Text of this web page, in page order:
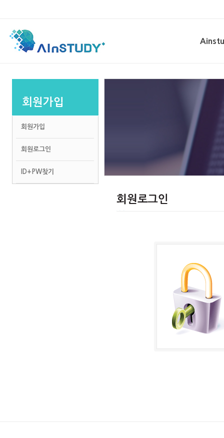
채용/
회원가입
회원가입
회원로그인
ID+PW찾기